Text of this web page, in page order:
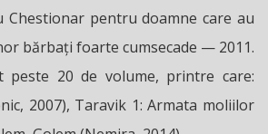
Chestionar pentru doamne care au
bărbați foarte cumsecade — 2011.
peste 20 de volume, printre care:
2007), Taravik 1: Armata moliilor